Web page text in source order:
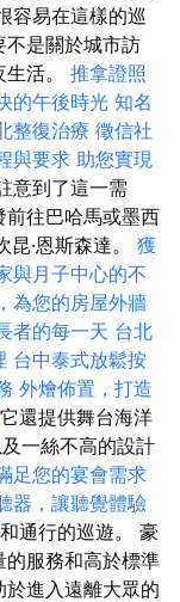
容易在這樣的巡
不是關於城市訪
活。 推拿證照
的午後時光 知名
整復治療 徵信社
與要求 助您實現
意到了這一需
往巴哈馬或墨西
·恩斯森達。 獲
與月子中心的不
為您的房屋外牆
者的每一天 台北
台中泰式放鬆按
外燴佈置，打造
它還提供舞台海洋
一絲不高的設計
足您的宴會需求
器，讓聽覺體驗
通行的巡遊。 豪
服務和高於標準
進入遠離大眾的